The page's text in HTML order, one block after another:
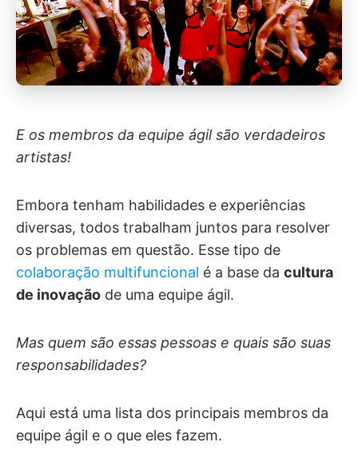
E os membros da equipe ágil são verdadeiros
artistas!
Embora tenham habilidades e experiências
diversas, todos trabalham juntos para resolver
os problemas em questão. Esse tipo de
colaboração multifuncional é a base da cultura
de inovação de uma equipe ágil.
Mas quem são essas pessoas e quais são suas
responsabilidades?
Aqui está uma lista dos principais membros da
equipe ágil e o que eles fazem.